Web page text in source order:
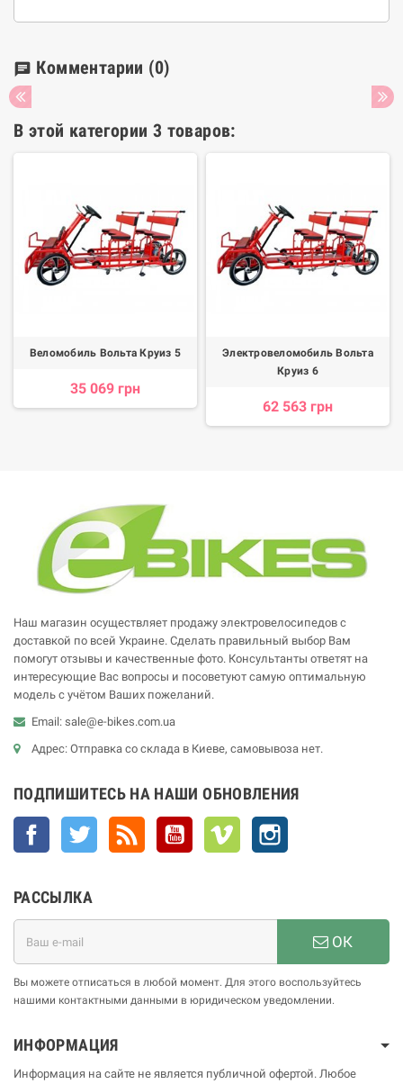
chat Комментарии (0)
В этой категории 3 товаров:
Веломобиль Вольта Круиз 5
35 069 грн
Электровеломобиль Вольта
Круиз 6
62 563 грн
Наш магазин осуществляет продажу электровелосипедов с
доставкой по всей Украине. Сделать правильный выбор Вам
помогут отзывы и качественные фото. Консультанты ответят на
интересующие Вас вопросы и посоветуют самую оптимальную
модель с учётом Ваших пожеланий.
Email: sale@e-bikes.com.ua
Адрес: Отправка со склада в Киеве, самовывоза нет.
ПОДПИШИТЕСЬ НА НАШИ ОБНОВЛЕНИЯ
Facebook Twitter YouTube Vimeo
РАССЫЛКА
ОК
Вы можете отписаться в любой момент. Для этого воспользуйтесь
нашими контактными данными в юридическом уведомлении.
ИНФОРМАЦИЯ
Информация на сайте не является публичной офертой. Любое